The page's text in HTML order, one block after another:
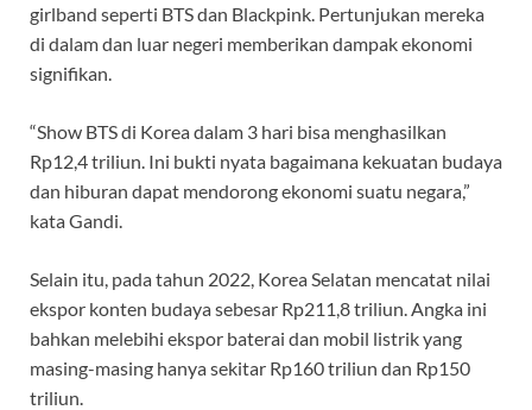
girlband seperti BTS dan Blackpink. Pertunjukan mereka
di dalam dan luar negeri memberikan dampak ekonomi
signifikan.
“Show BTS di Korea dalam 3 hari bisa menghasilkan
Rp12,4 triliun. Ini bukti nyata bagaimana kekuatan budaya
dan hiburan dapat mendorong ekonomi suatu negara,”
kata Gandi.
Selain itu, pada tahun 2022, Korea Selatan mencatat nilai
ekspor konten budaya sebesar Rp211,8 triliun. Angka ini
bahkan melebihi ekspor baterai dan mobil listrik yang
masing-masing hanya sekitar Rp160 triliun dan Rp150
triliun.